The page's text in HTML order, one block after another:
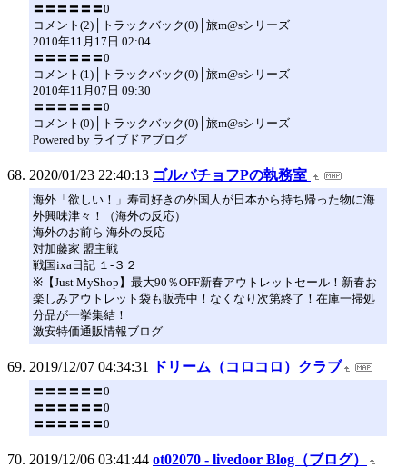
〓〓〓〓〓〓0
コメント(2)│トラックバック(0)│旅m@sシリーズ
2010年11月17日 02:04
〓〓〓〓〓〓0
コメント(1)│トラックバック(0)│旅m@sシリーズ
2010年11月07日 09:30
〓〓〓〓〓〓0
コメント(0)│トラックバック(0)│旅m@sシリーズ
Powered by ライブドアブログ
2020/01/23 22:40:13 ゴルバチョフPの執務室
海外「欲しい！」寿司好きの外国人が日本から持ち帰った物に海
外興味津々！（海外の反応）
海外のお前ら 海外の反応
対加藤家 盟主戦
戦国ixa日記 １-３２
※【Just MyShop】最大90％OFF新春アウトレットセール！新春お
楽しみアウトレット袋も販売中！なくなり次第終了！在庫一掃処
分品が一挙集結！
激安特価通販情報ブログ
2019/12/07 04:34:31 ドリーム（コロコロ）クラブ
〓〓〓〓〓〓0
〓〓〓〓〓〓0
〓〓〓〓〓〓0
2019/12/06 03:41:44 ot02070 - livedoor Blog（ブログ）